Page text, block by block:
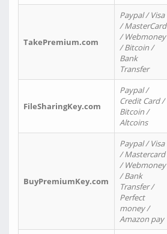
TakePremium.com
Paypal / Visa
/ MasterCard
/ Webmoney
/ Bitcoin /
Bank
Transfer
FileSharingKey.com
Paypal /
Credit Card /
Bitcoin /
Altcoins
BuyPremiumKey.com
Paypal / Visa
/ Mastercard
/ Webmoney
/ Bank
Transfer /
Perfect
money /
Amazon pay